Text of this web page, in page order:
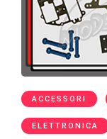
ACCESSORI
ELETTRONICA